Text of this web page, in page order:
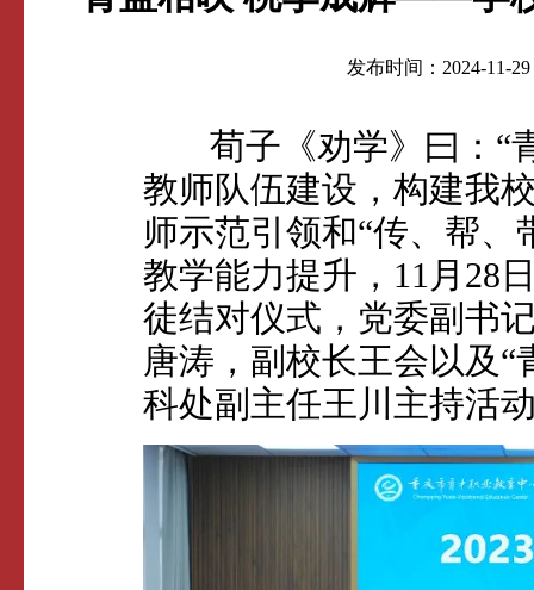
发布时间：2024-
荀子《劝学》曰：“
教师队伍建设，构建我
师示范引领和“传、帮
教学能力提升，11月28
徒结对仪式，党委副书
唐涛，副校长王会以及
科处副主任王川主持活